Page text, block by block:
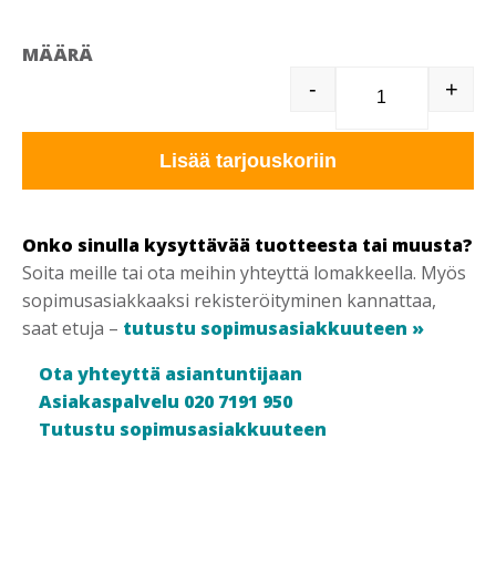
MÄÄRÄ
HEPA 1000
- +
Lisää tarjouskoriin
Onko sinulla kysyttävää tuotteesta tai muusta?
Soita meille tai ota meihin yhteyttä lomakkeella. Myös
sopimusasiakkaaksi rekisteröityminen kannattaa,
saat etuja – tutustu sopimusasiakkuuteen »
Ota yhteyttä asiantuntijaan
Asiakaspalvelu 020 7191 950
Tutustu sopimusasiakkuuteen